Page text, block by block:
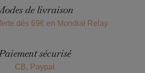
de livraison
dès 69€ en Mondial Relay
sécurisé
CB, Paypal